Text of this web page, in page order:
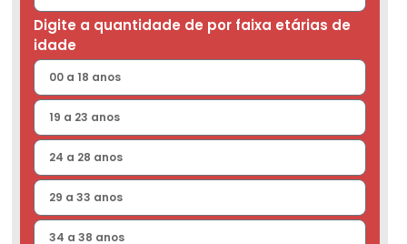
Digite a quantidade de por faixa etárias de
idade